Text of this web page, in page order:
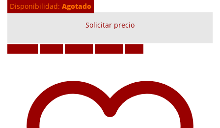
Disponibilidad: Agotado
Solicitar precio